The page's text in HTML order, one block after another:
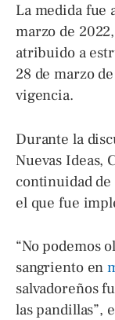
La medida fue
marzo de
atribuido a
28 de marzo
vigencia.
Durante la
Nuevas Ideas,
continuidad
el que fue
“No podemos
sangriento en
salvadoreños
las pandillas”,